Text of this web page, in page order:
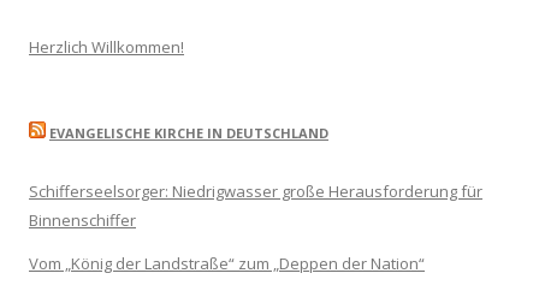
Herzlich Willkommen!
EVANGELISCHE KIRCHE IN DEUTSCHLAND
Schifferseelsorger: Niedrigwasser große Herausforderung für
Binnenschiffer
Vom „König der Landstraße“ zum „Deppen der Nation“